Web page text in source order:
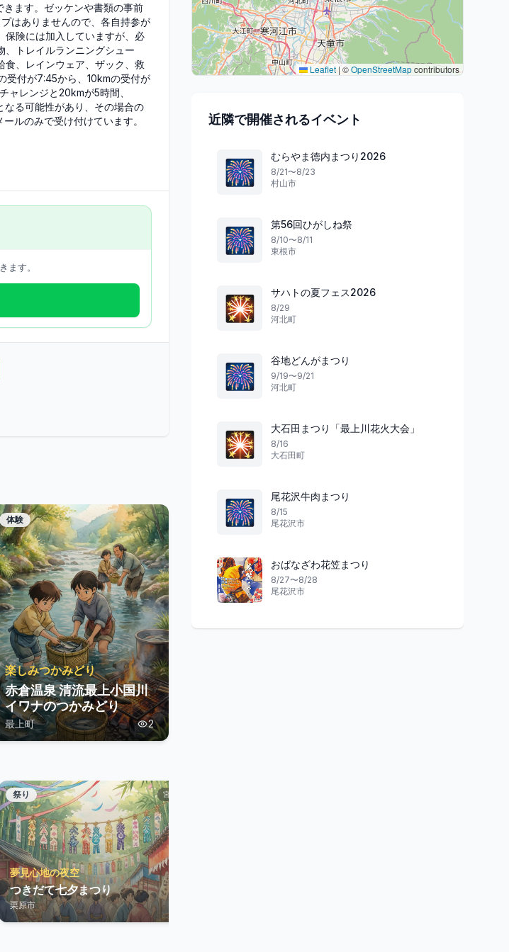
ます。ゼッケンや書類の事前
はありませんので、各自持参が
保険には加入していますが、必
、トレイルランニングシュー
食、レインウェア、ザック、救
受付が7:45から、10kmの受付が
ャレンジと20kmが5時間、
る可能性があり、その場合の
ルのみで受け付けています。
ます。
体験
楽しみつかみどり
赤倉温泉 清流最上小国川
イワナのつかみどり
最上町 2
祭り 宮城県
夢見心地の夜空
つきだて七夕まつり
栗原市
Leaflet | ©OpenStreetMapcontributors
近隣で開催されるイベント
🎆
むらやま徳内まつり2026
8/21〜8/23
村山市
🎆
第56回ひがしね祭
8/10〜8/11
東根市
🎇
サハトの夏フェス2026
8/29
河北町
🎆
谷地どんがまつり
9/19〜9/21
河北町
🎇
大石田まつり「最上川花火大会」
8/16
大石田町
🎆
尾花沢牛肉まつり
8/15
尾花沢市
おばなざわ花笠まつり
8/27〜8/28
尾花沢市